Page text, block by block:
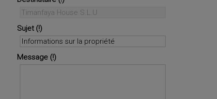
Sujet
Message